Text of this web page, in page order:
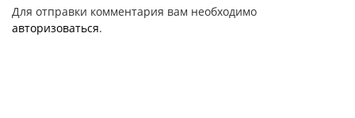
Для отправки комментария вам необходимо
авторизоваться.